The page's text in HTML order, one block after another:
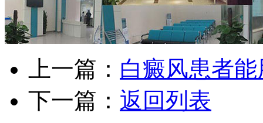
上一篇： 白癜风患者
下一篇： 返回列表